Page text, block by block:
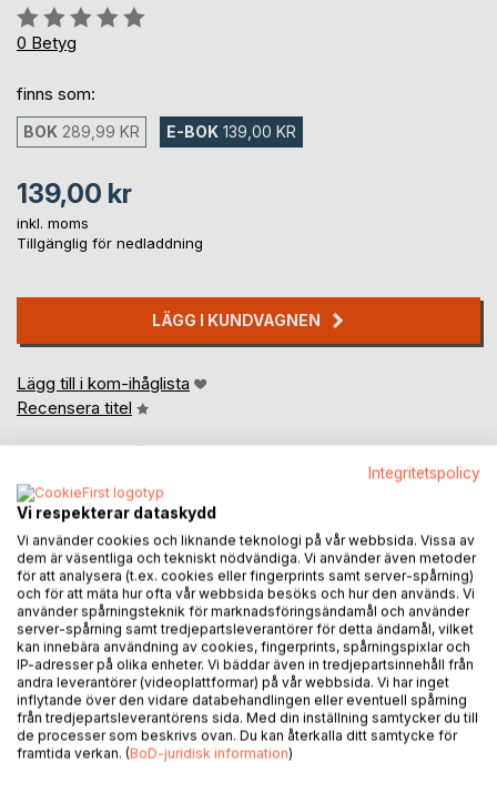
Betyg::
0%
0 Betyg
finns som:
BOK 289,99 KR E-BOK 139,00 KR
139,00 kr
inkl. moms
Tillgänglig för nedladdning
LÄGG I KUNDVAGNEN
Lägg till i kom-ihåglista
Recensera titel
BESKRIVNING
Vad händer när allting rämnar? Vem är du om alla dina yttre
skal skulle falla? Finns det något kvar när allt slutat snurra?
Efter många år av stress, depressioner och sjuklig oro går
den före detta gymnasieläraren och rektorn in i väggen.
Under det år som följer präglas hennes tillvaro av
Integritetspolicy
Vi respekterar dataskydd
Vi använder cookies och liknande teknologi på vår webbsida. Vissa av
dem är väsentliga och tekniskt nödvändiga. Vi använder även metoder
för att analysera (t.ex. cookies eller fingerprints samt server-spårning)
och för att mäta hur ofta vår webbsida besöks och hur den används. Vi
använder spårningsteknik för marknadsföringsändamål och använder
server-spårning samt tredjepartsleverantörer för detta ändamål, vilket
kan innebära användning av cookies, fingerprints, spårningspixlar och
IP-adresser på olika enheter. Vi bäddar även in tredjepartsinnehåll från
andra leverantörer (videoplattformar) på vår webbsida. Vi har inget
inflytande över den vidare databehandlingen eller eventuell spårning
från tredjepartsleverantörens sida. Med din inställning samtycker du till
de processer som beskrivs ovan. Du kan återkalla ditt samtycke för
framtida verkan. (BoD-juridisk information)